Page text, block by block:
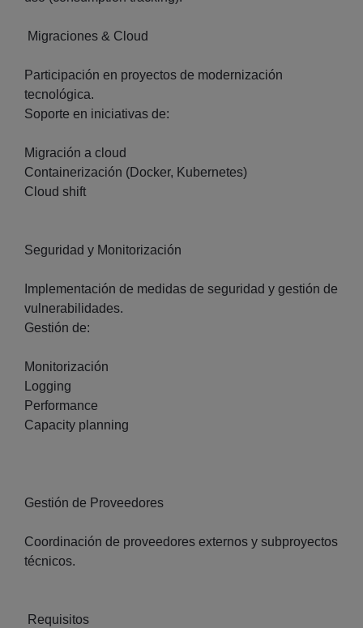
Migraciones & Cloud
Participación en proyectos de modernización
tecnológica.
Soporte en iniciativas de:
Migración a cloud
Containerización (Docker, Kubernetes)
Cloud shift
Seguridad y Monitorización
Implementación de medidas de seguridad y gestión de
vulnerabilidades.
Gestión de:
Monitorización
Logging
Performance
Capacity planning
Gestión de Proveedores
Coordinación de proveedores externos y subproyectos
técnicos.
Requisitos